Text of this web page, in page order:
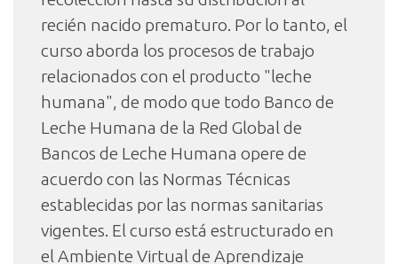
recién nacido prematuro. Por lo tanto, el
curso aborda los procesos de trabajo
relacionados con el producto "leche
humana", de modo que todo Banco de
Leche Humana de la Red Global de
Bancos de Leche Humana opere de
acuerdo con las Normas Técnicas
establecidas por las normas sanitarias
vigentes. El curso está estructurado en
el Ambiente Virtual de Aprendizaje